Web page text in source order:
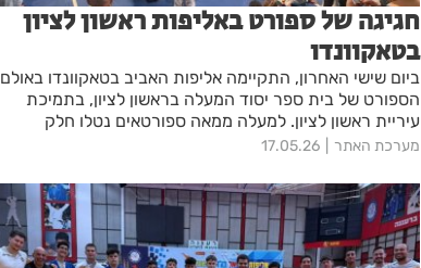
חגיגה של ספורט באליפות ראשון לציון
בטאקוונדו
ביום שישי האחרון, התקיימה אליפות האביב בטאקוונדו באולם
הספורט של בית ספר יסוד המעלה בראשון לציון, בתמיכת
עיריית ראשון לציון. למעלה ממאה ספורטאים נטלו חלק
באירוע
מערכת האתר 17.05.26